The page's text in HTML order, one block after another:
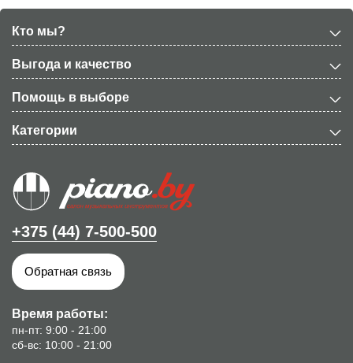
Кто мы?
Выгода и качество
Помощь в выборе
Категории
+375 (44) 7-500-500
Обратная связь
Время работы:
пн-пт: 9:00 - 21:00
сб-вс: 10:00 - 21:00